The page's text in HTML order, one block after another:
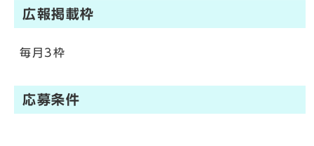
広報掲載枠
毎月3枠
応募条件